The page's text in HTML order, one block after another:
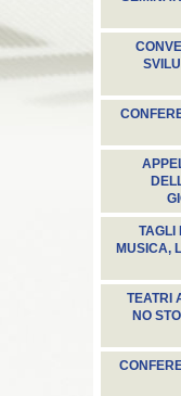
TAGLI
MUSICA,
TEATRI
NO